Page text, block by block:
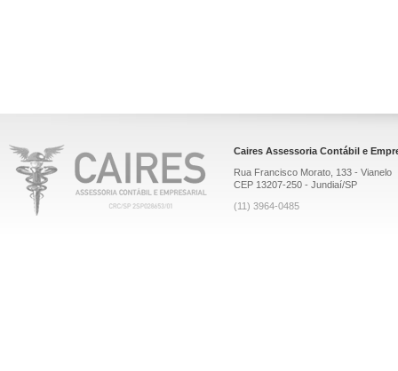
Caires Assessoria Contábil e
Rua Francisco Morato, 133 - Vianelo
CEP 13207-250 - Jundiaí/SP
(11) 3964-0485